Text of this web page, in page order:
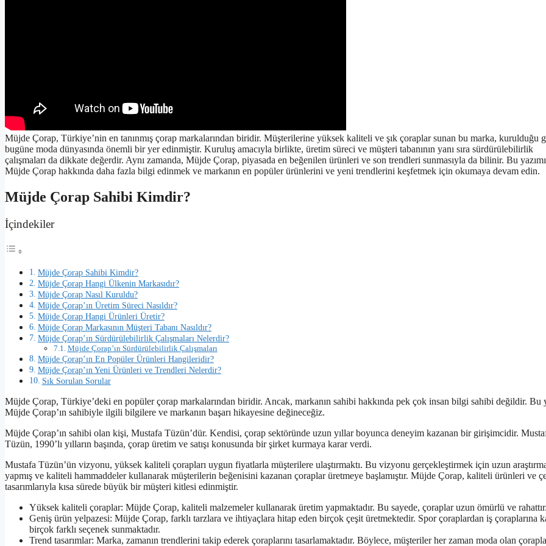
Müjde Çorap, Türkiye’nin en tanınmış çorap markalarından biridir. Müşterilerine yüksek kaliteli ve şık çoraplar sunan bu marka, kurulduğu
bugüne moda dünyasında önemli bir yer edinmiştir. Kuruluş amacıyla birlikte, üretim süreci ve müşteri tabanının yanı sıra sürdürülebilirlik
çalışmaları da dikkate değerdir. Aynı zamanda, Müjde Çorap, piyasada en beğenilen ürünleri ve son trendleri sunmasıyla da bilinir. Bu
Müjde Çorap hakkında daha fazla bilgi edinmek ve markanın en popüler ürünlerini ve yeni trendlerini keşfetmek için okumaya devam edin.
Müjde Çorap Sahibi Kimdir?
İçindekiler
Müjde Çorap Sahibi Kimdir?
Müjde Çorap Hangi Ülkenin Markasıdır?
Müjde Çorap Nasıl Kuruldu?
Müjde Çorap’ın Üretim Süreci Nasıldır?
Müjde Çorap Hangi Ürünleri Üretir?
Müjde Çorap Markasının Müşteri Tabanı Nasıldır?
Müjde Çorap’ın Sürdürülebilirlik Çalışmaları Nelerdir?
Müjde Çorap’ın Sürdürülebilirlik Çalışmaları
Müjde Çorap’ın En Popüler Ürünleri Hangileridir?
Müjde Çorap’ın Yeni Ürünleri ve Trendleri Nelerdir?
Sık Sorulan Sorular
Müjde Çorap, Türkiye’deki en popüler çorap markalarından biridir. Ancak, markanın sahibi hakkında pek çok insan bilgi sahibi değildir. Bu
Müjde Çorap’ın sahibiyle ilgili bilgilere ve markanın başarı hikayesine değineceğiz.
Müjde Çorap’ın sahibi olan kişi, Mustafa Tüzün’dür. Kendisi, çorap sektöründe uzun yıllar boyunca deneyim kazanan bir girişimcidir.
Tüzün, 1990’lı yılların başında, çorap üretim ve satışı konusunda bir şirket kurmaya karar verdi.
Mustafa Tüzün’ün vizyonu, yüksek kaliteli çorapları uygun fiyatlarla müşterilere ulaştırmaktı. Bu vizyonu gerçekleştirmek için uzun
yapmış ve kaliteli hammaddeler kullanarak müşterilerin beğenisini kazanan çoraplar üretmeye başlamıştır. Müjde Çorap, kaliteli ürünleri ve
tasarımlarıyla kısa sürede büyük bir müşteri kitlesi edinmiştir.
Yüksek kaliteli çoraplar: Müjde Çorap, kaliteli malzemeler kullanarak üretim yapmaktadır. Bu sayede, çoraplar uzun ömürlü ve rahattır.
Geniş ürün yelpazesi: Müjde Çorap, farklı tarzlara ve ihtiyaçlara hitap eden birçok çeşit üretmektedir. Spor çoraplardan iş çoraplarına
birçok farklı seçenek sunmaktadır.
Trend tasarımlar: Marka, zamanın trendlerini takip ederek çoraplarını tasarlamaktadır. Böylece, müşteriler her zaman moda olan